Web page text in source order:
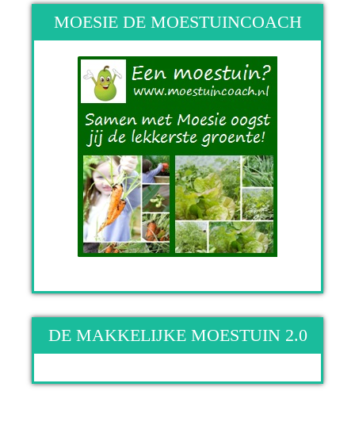
MOESIE DE MOESTUINCOACH
DE MAKKELIJKE MOESTUIN 2.0